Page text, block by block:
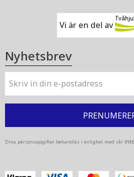
Vi är en del av
Nyhetsbrev
Dina personuppgifter behandlas i enlighet med vår